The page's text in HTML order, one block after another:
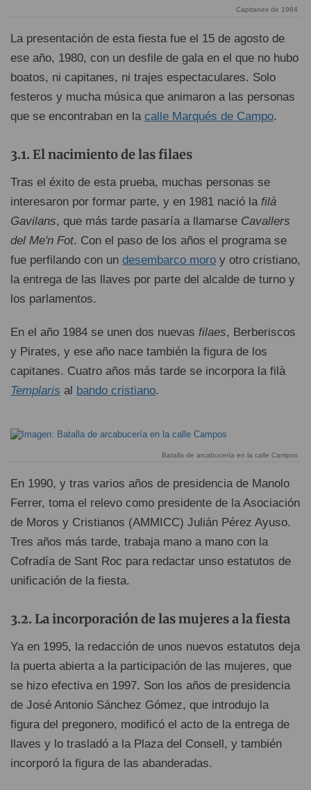
Capitanes de 1984
La presentación de esta fiesta fue el 15 de agosto de
ese año, 1980, con un desfile de gala en el que no hubo
boatos, ni capitanes, ni trajes espectaculares. Solo
festeros y mucha música que animaron a las personas
que se encontraban en la calle Marqués de Campo.
El nacimiento de las filaes
Tras el éxito de esta prueba, muchas personas se
interesaron por formar parte, y en 1981 nació la filà
Gavilans, que más tarde pasaría a llamarse Cavallers
del Me'n Fot. Con el paso de los años el programa se
fue perfilando con un desembarco moro y otro cristiano,
la entrega de las llaves por parte del alcalde de turno y
los parlamentos.
En el año 1984 se unen dos nuevas filaes, Berberiscos
y Pirates, y ese año nace también la figura de los
capitanes. Cuatro años más tarde se incorpora la filà
Templaris al bando cristiano.
Batalla de arcabucería en la calle Campos
En 1990, y tras varios años de presidencia de Manolo
Ferrer, toma el relevo como presidente de la Asociación
de Moros y Cristianos (AMMICC) Julián Pérez Ayuso.
Tres años más tarde, trabaja mano a mano con la
Cofradía de Sant Roc para redactar unso estatutos de
unificación de la fiesta.
La incorporación de las mujeres a la fiesta
Ya en 1995, la redacción de unos nuevos estatutos deja
la puerta abierta a la participación de las mujeres, que
se hizo efectiva en 1997. Son los años de presidencia
de José Antonio Sánchez Gómez, que introdujo la
figura del pregonero, modificó el acto de la entrega de
llaves y lo trasladó a la Plaza del Consell, y también
incorporó la figura de las abanderadas.